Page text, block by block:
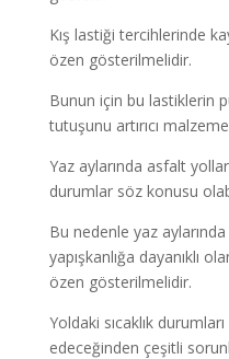
Kış lastiği tercihlerinde
özen gösterilmelidir.
Bunun için bu lastiklerin
tutuşunu artırıcı
Yaz aylarında asfalt
durumlar söz konusu
Bu nedenle yaz
yapışkanlığa dayanıklı
özen gösterilmelidir.
Yoldaki sıcaklık
edeceğinden çeşitli